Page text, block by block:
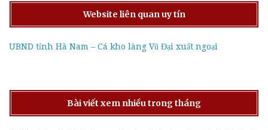
Website liên quan uy tín
UBND tỉnh Hà Nam – Cá kho làng Vũ Đại xuất ngoại
Bài viết xem nhiều trong tháng